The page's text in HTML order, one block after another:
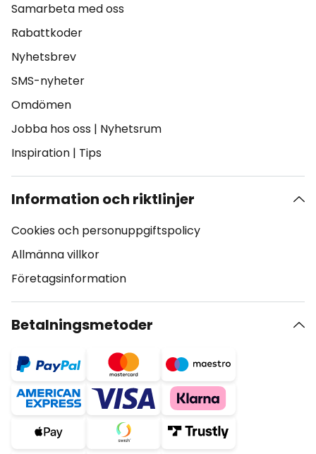
Samarbeta med oss
Rabattkoder
Nyhetsbrev
SMS-nyheter
Omdömen
Jobba hos oss | Nyhetsrum
Inspiration | Tips
Information och riktlinjer
Cookies och personuppgiftspolicy
Allmänna villkor
Företagsinformation
Betalningsmetoder